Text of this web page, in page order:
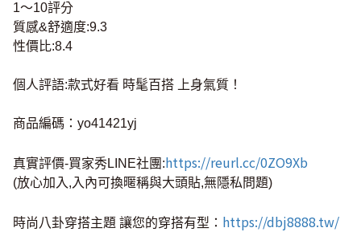
1～10評分
質感&舒適度:9.3
性價比:8.4
個人評語:款式好看 時髦百搭 上身氣質！
商品編碼：yo41421yj
真實評價-買家秀LINE社團:https://reurl.cc/0ZO9Xb
(放心加入,入內可換暱稱與大頭貼,無隱私問題)
時尚八卦穿搭主題 讓您的穿搭有型： https://dbj8888.tw/